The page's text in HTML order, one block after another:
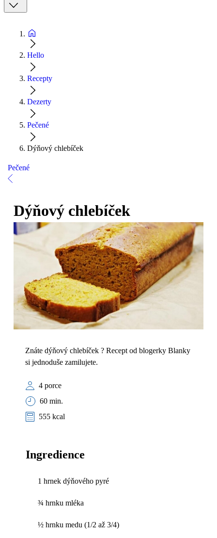
Hello
Recepty
Dezerty
Pečené
Dýňový chlebíček
Pečené
Dýňový chlebíček
Znáte dýňový chlebíček ? Recept od blogerky Blanky
si jednoduše zamilujete.
4 porce
60 min.
555 kcal
Ingredience
1 hrnek dýňového pyré
¾ hrnku mléka
½ hrnku medu (1/2 až 3/4)